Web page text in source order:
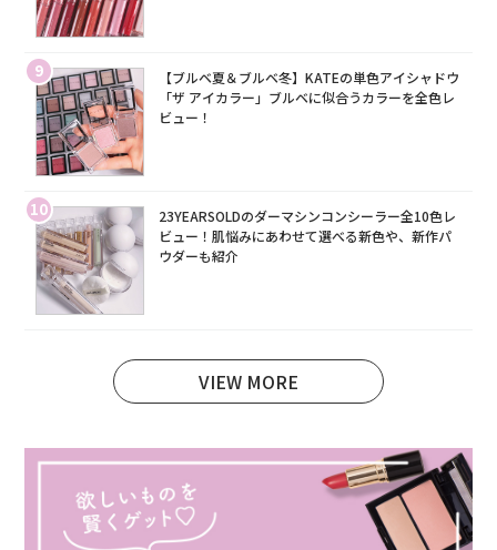
9
【ブルベ夏＆ブルベ冬】KATEの単色アイシャドウ
「ザ アイカラー」ブルベに似合うカラーを全色レ
ビュー！
10
23YEARSOLDのダーマシンコンシーラー全10色レ
ビュー！肌悩みにあわせて選べる新色や、新作パ
ウダーも紹介
VIEW MORE